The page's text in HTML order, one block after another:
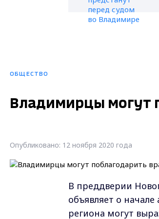
ОБЩЕСТВО
Владимирцы могут
Опубликовано: 12 ноября 2020 года
В преддверии
объявляет о
региона могут